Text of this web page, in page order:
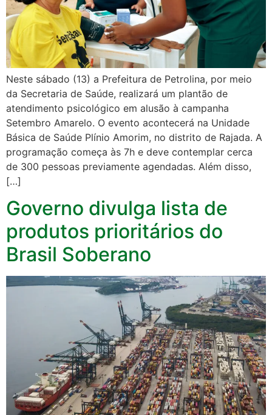
Neste sábado (13) a Prefeitura de Petrolina, por meio
da Secretaria de Saúde, realizará um plantão de
atendimento psicológico em alusão à campanha
Setembro Amarelo. O evento acontecerá na Unidade
Básica de Saúde Plínio Amorim, no distrito de Rajada. A
programação começa às 7h e deve contemplar cerca
de 300 pessoas previamente agendadas. Além disso,
[…]
Governo divulga lista de
produtos prioritários do
Brasil Soberano